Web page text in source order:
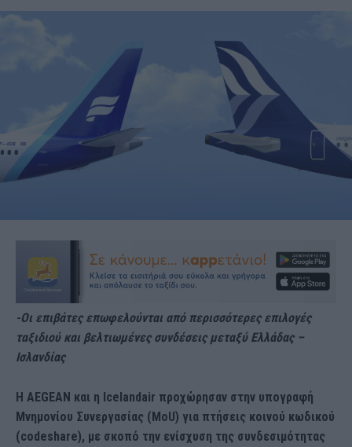
-Οι επιβάτες επωφελούνται από περισσότερες επιλογές
ταξιδιού και βελτιωμένες συνδέσεις μεταξύ Ελλάδας –
Ισλανδίας
Η AEGEAN και η Icelandair προχώρησαν στην υπογραφή
Μνημονίου Συνεργασίας (MoU) για πτήσεις κοινού κωδικού
(codeshare), με σκοπό την ενίσχυση της συνδεσιμότητας